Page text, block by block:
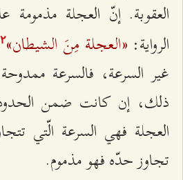
العقوبة. إنّ العجلة
الرواية: «العجلة مِنَ الشيطان»٢
غير السرعة، فالسرعة
ذلك، إن كانت ضمن
العجلة فهي السرعة الّتي
تجاوز حدّه فهو مذموم.